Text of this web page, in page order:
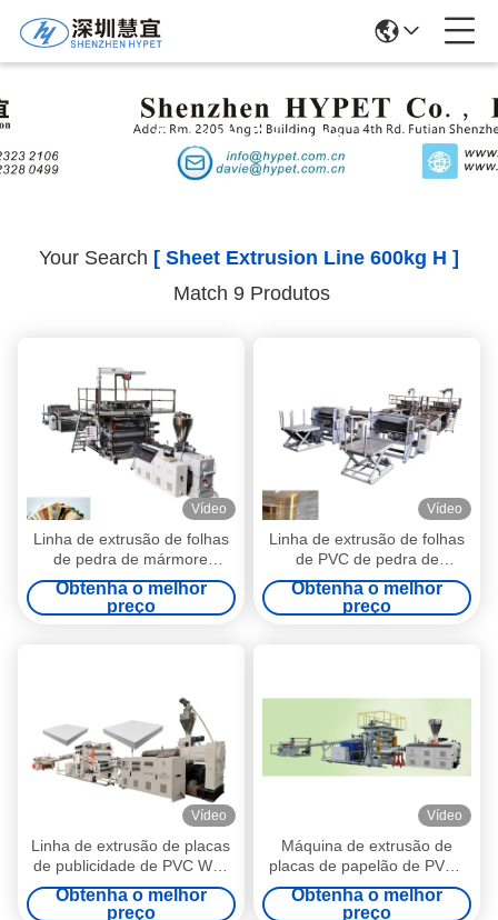
Search Results
Your Search [ Sheet Extrusion Line 600kg H ]
Match 9 Produtos
Vídeo
Linha de extrusão de folhas
de pedra de mármore
artificial com extrusora de
parafuso duplo cônico
80/156 3m/min 500 -
Obtenha o melhor
preço
Vídeo
Linha de extrusão de folhas
de PVC de pedra de
mármore com revestimento
UV Largura máxima 1220
Obtenha o melhor
preço
Vídeo
Linha de extrusão de placas
de publicidade de PVC Wpc
12 meses Garantia 600 kg/h
Obtenha o melhor
preço
Vídeo
Máquina de extrusão de
placas de papelão de PVC /
linha de extrusão de imitação
de papelão de PVC 12t/dia
Obtenha o melhor
preço